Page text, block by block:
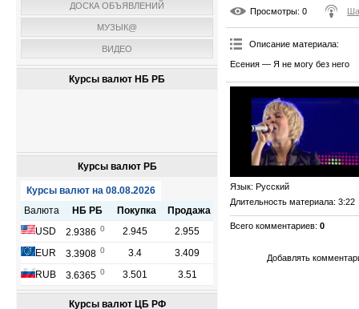
ДОСКА ОБЪЯВЛЕНИЙ
МУЗЫК@
ВИДЕО
Курсы валют НБ РБ
Курсы валют РБ
Курсы валют ЦБ РФ
Просмотры: 0
Описание материала:
Есения — Я не могу без него
Язык: Русский
Длительность материала: 3:22
Всего комментариев: 0
Добавлять